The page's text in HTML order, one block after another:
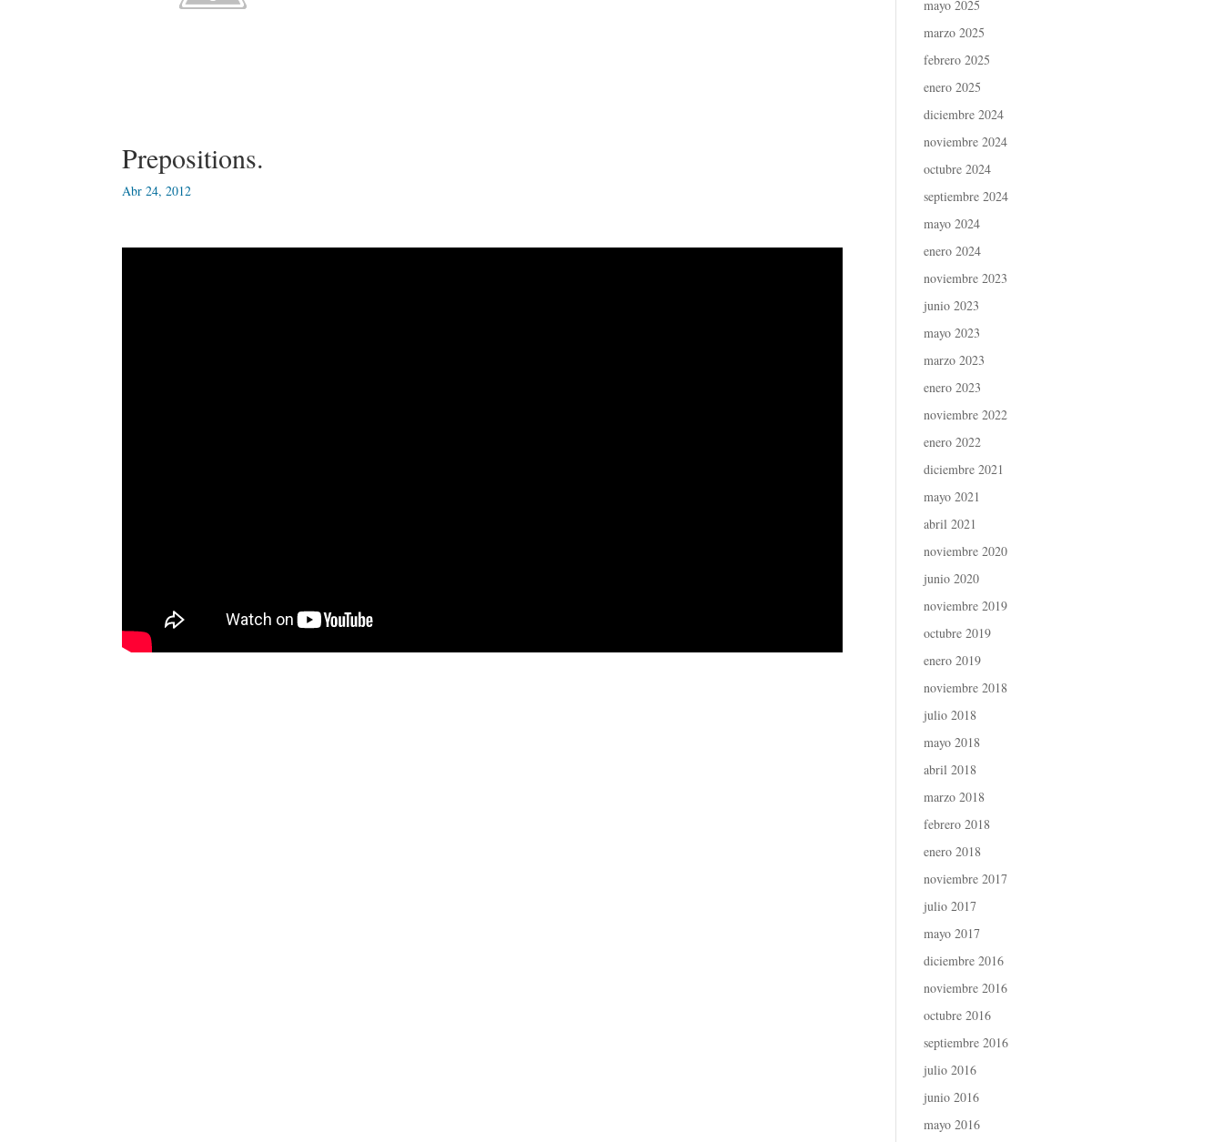
Prepositions.
Abr 24, 2012
mayo 2025
marzo 2025
febrero 2025
enero 2025
diciembre 2024
noviembre 2024
octubre 2024
septiembre 2024
mayo 2024
enero 2024
noviembre 2023
junio 2023
mayo 2023
marzo 2023
enero 2023
noviembre 2022
enero 2022
diciembre 2021
mayo 2021
abril 2021
noviembre 2020
junio 2020
noviembre 2019
octubre 2019
enero 2019
noviembre 2018
julio 2018
mayo 2018
abril 2018
marzo 2018
febrero 2018
enero 2018
noviembre 2017
julio 2017
mayo 2017
diciembre 2016
noviembre 2016
octubre 2016
septiembre 2016
julio 2016
junio 2016
mayo 2016